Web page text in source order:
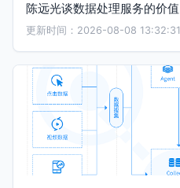
陈远光谈数据处理服务的价值
更新时间：2026-08-08 13:32:31